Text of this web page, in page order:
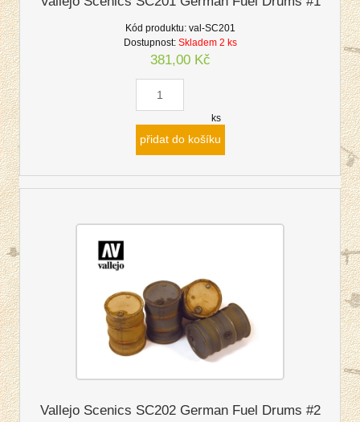
Kód produktu: val-SC201
Dostupnost: Skladem 2 ks
381,00 Kč
ks
přidat do košíku
Vallejo Scenics SC202 German Fuel Drums #2